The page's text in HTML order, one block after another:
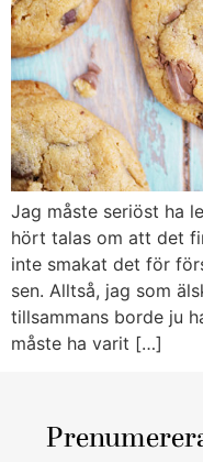
Jag måste seriöst ha
hört talas om att det
inte smakat det för
sen. Alltså, jag som
tillsammans borde ju
måste ha varit […]